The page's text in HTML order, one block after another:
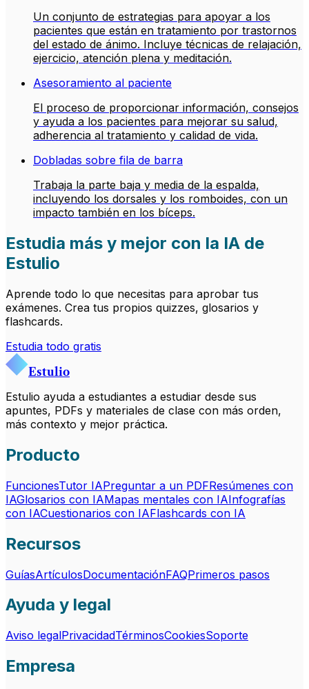
Un conjunto de estrategias para apoyar a los
pacientes que están en tratamiento por trastornos
del estado de ánimo. Incluye técnicas de relajación,
ejercicio, atención plena y meditación.
Asesoramiento al paciente
El proceso de proporcionar información, consejos
y ayuda a los pacientes para mejorar su salud,
adherencia al tratamiento y calidad de vida.
Dobladas sobre fila de barra
Trabaja la parte baja y media de la espalda,
incluyendo los dorsales y los romboides, con un
impacto también en los bíceps.
Estudia más y mejor con la IA de
Estulio
Aprende todo lo que necesitas para aprobar tus
exámenes. Crea tus propios quizzes, glosarios y
flashcards.
Estudia todo gratis
Estulio
Estulio ayuda a estudiantes a estudiar desde sus
apuntes, PDFs y materiales de clase con más orden,
más contexto y mejor práctica.
Producto
FuncionesTutor IAPreguntar a un PDFResúmenes con
IAGlosarios con IAMapas mentales con IAInfografías
con IACuestionarios con IAFlashcards con IA
Recursos
GuíasArtículosDocumentaciónFAQPrimeros pasos
Ayuda y legal
Aviso legalPrivacidadTérminosCookiesSoporte
Empresa